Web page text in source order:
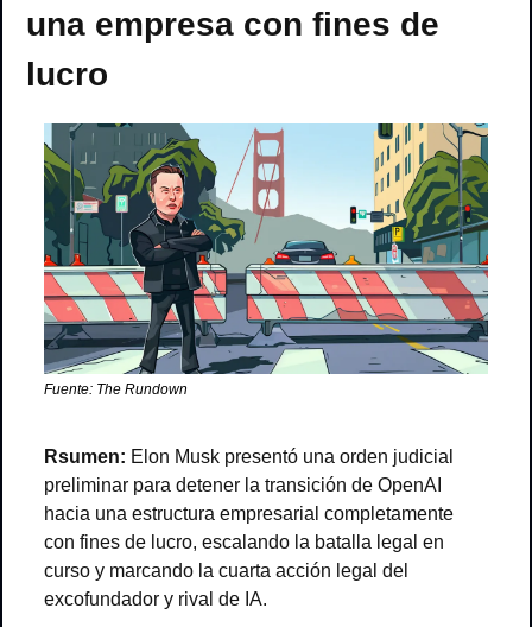
una empresa con fines de
lucro
Fuente: The Rundown
Rsumen: Elon Musk presentó una orden judicial
preliminar para detener la transición de OpenAI
hacia una estructura empresarial completamente
con fines de lucro, escalando la batalla legal en
curso y marcando la cuarta acción legal del
excofundador y rival de IA.